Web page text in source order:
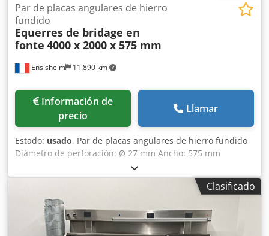
Ensisheim 11.890 km
Par de placas angulares de hierro
fundido
Equerres de bridage en
fonte 4000 x 2000 x 575 mm
Información de
precio
Llamar
Estado: usado, Par de placas angulares de hierro fundido
Diámetro de perforación: Ø 27 mm Ancho: 575 mm
Profundidad: 2000 mm Altura total: 4000 mm Peso
unitario: aprox. 6 toneladas Credpfx Anezmw Nasujf
Clasificado